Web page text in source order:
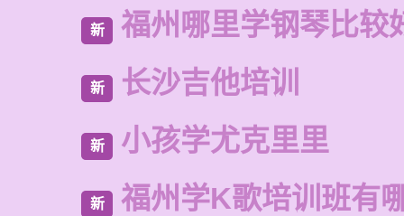
新 福州哪里学钢琴比较
新 长沙吉他培训
新 小孩学尤克里里
新 福州学K歌培训班有